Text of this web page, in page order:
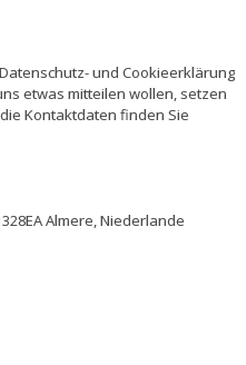
und Cookieerklärung
etwas mitteilen wollen, setzen
Kontaktdaten finden Sie
Almere, Niederlande